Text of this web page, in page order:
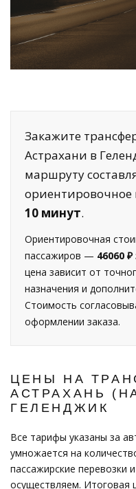
Закажите
Астрахани в
маршруту
10 минут.
Ориентировочная
пассажиров — 46060
цена зависит от
назначения и
Стоимость
оформлении заказа.
ЦЕНЫ НА
АСТРАХАНЬ
ГЕЛЕНДЖИК
Все тарифы указаны за
умножается на
пассажирские перевозки
осуществляем. Итоговая